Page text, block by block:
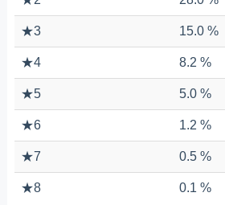
★3 15.0 %
★4 8.2 %
★5 5.0 %
★6 1.2 %
★7 0.5 %
★8 0.1 %